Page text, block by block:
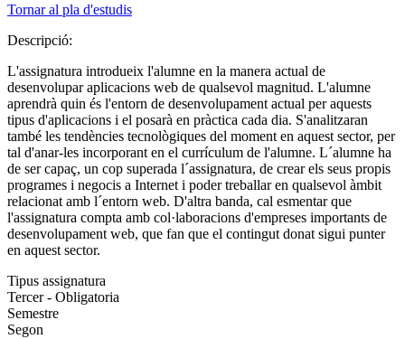
Tornar al pla d'estudis
Descripció:
L'assignatura introdueix l'alumne en la manera actual de
desenvolupar aplicacions web de qualsevol magnitud. L'alumne
aprendrà quin és l'entorn de desenvolupament actual per aquests
tipus d'aplicacions i el posarà en pràctica cada dia. S'analitzaran
també les tendències tecnològiques del moment en aquest sector, per
tal d'anar-les incorporant en el currículum de l'alumne. L´alumne ha
de ser capaç, un cop superada l´assignatura, de crear els seus propis
programes i negocis a Internet i poder treballar en qualsevol àmbit
relacionat amb l´entorn web. D'altra banda, cal esmentar que
l'assignatura compta amb col·laboracions d'empreses importants de
desenvolupament web, que fan que el contingut donat sigui punter
en aquest sector.
Tipus assignatura
Tercer - Obligatoria
Semestre
Segon